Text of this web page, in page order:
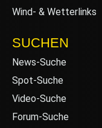
Wind- & Wetterlinks
SUCHEN
News-Suche
Spot-Suche
Video-Suche
Forum-Suche